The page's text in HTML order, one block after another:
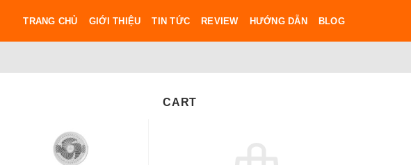
TRANG CHỦ GIỚI THIỆU TIN TỨC REVIEW HƯỚNG DẪN BLOG
CART